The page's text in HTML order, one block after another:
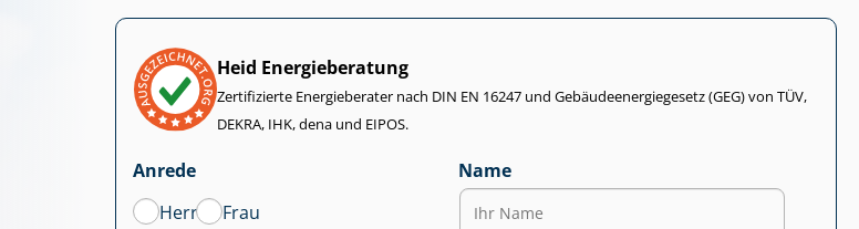
Heid Energieberatung
Zertifizierte Energieberater nach DIN EN 16247 und Ge­bäu­de­en­er­gie­ge­setz (GEG) von TÜV,
DEKRA, IHK, dena und EIPOS.
Anrede
Herr
Frau
Name